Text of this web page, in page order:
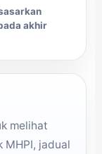
akhir
melihat
MHPI, jadual